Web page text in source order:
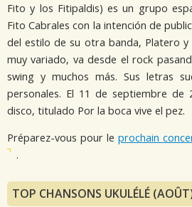
Fito y los Fitipaldis) es un grupo
Fito Cabrales con la intención de
del estilo de su otra banda, Platero y
muy variado, va desde el rock
swing y muchos más. Sus letras
personales. El 11 de septiembre de
disco, titulado Por la boca vive el pez.
Préparez-vous pour le prochain
.
TOP CHANSONS UKULÉLÉ